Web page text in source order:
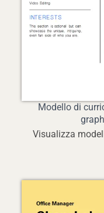
Modello di
Visualizza